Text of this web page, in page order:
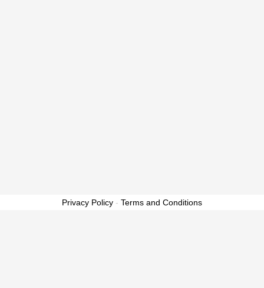
Privacy Policy - Terms and Conditions